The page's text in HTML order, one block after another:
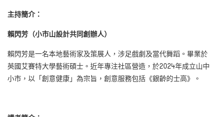
主持簡介：
賴閃芳（小市山設計共同創辦人）
賴閃芳是一名本地藝術家及策展人，涉足戲劇及當代舞蹈。畢業於
英國艾賽特大學藝術碩士。近年專注社區營造，於2024年成立山中
小市，以「創意健康」為宗旨，創意服務包括《銀齡的士高》。